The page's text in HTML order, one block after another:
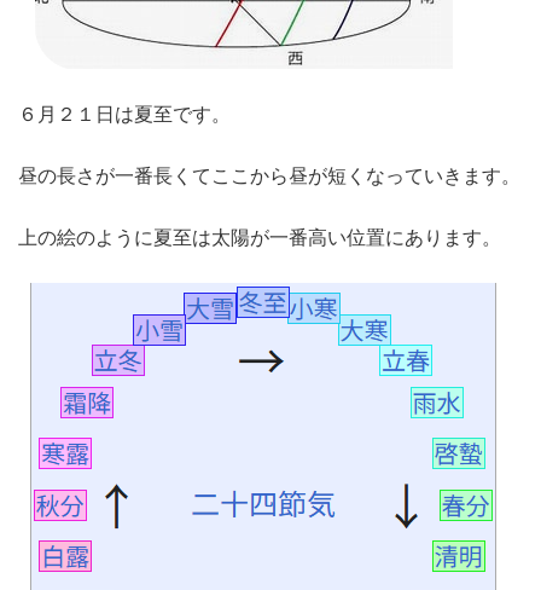
６月２１日は夏至です。
昼の長さが一番長くてここから昼が短くなっていきます。
上の絵のように夏至は太陽が一番高い位置にあります。